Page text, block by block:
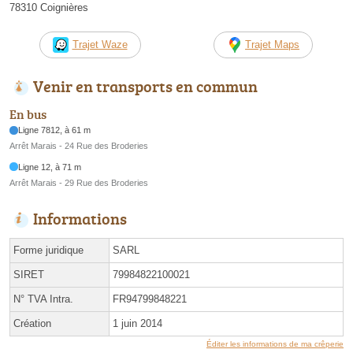
78310 Coignières
Trajet Waze Trajet Maps
Venir en transports en commun
En bus
Ligne 7812, à 61 m
Arrêt Marais - 24 Rue des Broderies
Ligne 12, à 71 m
Arrêt Marais - 29 Rue des Broderies
Informations
Forme juridique SARL
SIRET 79984822100021
N° TVA Intra. FR94799848221
Création 1 juin 2014
Éditer les informations de ma crêperie